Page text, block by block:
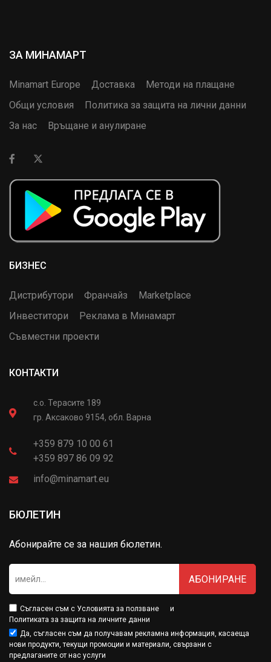
ЗА МИНАМАРТ
Minamart Europe Доставка
Методи на плащане
Общи условия
Политика за защита на лични данни
За нас
Връщане и анулиране
БИЗНЕС
Дистрибутори Франчайз
Marketplace
Инвеститори
Реклама в Минамарт
Съвместни проекти
КОНТАКТИ
с.о. Терасите 189
гр. Аксаково 9154, обл. Варна
+359 879 10 00 61
+359 897 86 09 92
info@minamart.eu
БЮЛЕТИН
Абонирайте се за нашия бюлетин.
АБОНИРАНЕ
Съгласен съм с Условията за ползване
и
Политиката за защита на личните данни
Да, съгласен съм да получавам рекламна информация, касаеща
нови продукти, текущи промоции и материали, свързани с
предлаганите от нас услуги